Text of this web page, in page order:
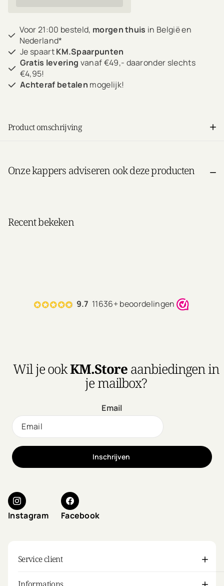
Voor 21:00 besteld, morgen thuis in België en
Nederland*
Je spaartKM.Spaarpunten
Gratis levering vanaf €49,- daaronder slechts
€4,95!
Achteraf betalen mogelijk!
Product omschrijving
Onze kappers adviseren ook deze producten
Recent bekeken
9.7 11636+ beoordelingen
Wil je ookKM.Storeaanbiedingen in
je mailbox?
Email
Inschrijven
Instagram Facebook
Service client